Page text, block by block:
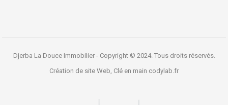
Djerba La Douce Immobilier - Copyright © 2024. Tous droits réservés.
Création de site Web, Clé en main codylab.fr